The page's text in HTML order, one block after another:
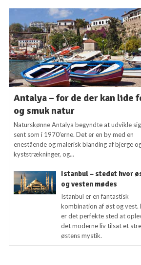
Antalya – for de der kan lide
og smuk natur
Naturskønne Antalya begyndte at udvikle
sent som i 1970’erne. Det er en by med en
enestående og malerisk blanding af bjerge
kyststrækninger, og...
Istanbul – stedet hvor
og vesten mødes
Istanbul er en fantastisk
kombination af øst og vest.
er det perfekte sted at
det moderne liv tilsat et
østens mystik.